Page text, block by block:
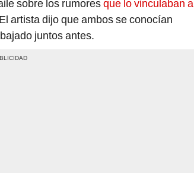
sobre los rumoresque lo vinculaban a
artista dijo que ambos se conocían
juntos antes.